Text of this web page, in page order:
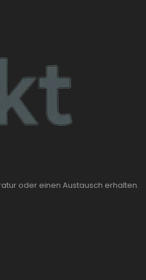
oder einen Austausch erhalten.